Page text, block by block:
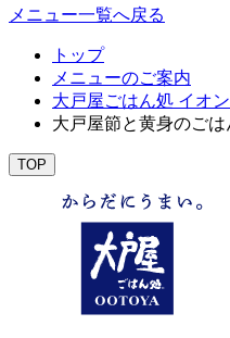
メニュー一覧へ戻る
トップ
メニューのご案内
大戸屋ごはん処 イオ
大戸屋節と黄身のごは
TOP